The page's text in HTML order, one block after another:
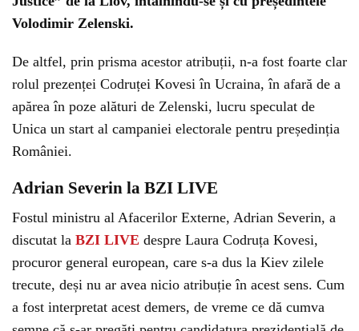
Volodimir Zelenski.
De altfel, prin prisma acestor atribuții, n-a fost foarte clar
rolul prezenței Codruței Kovesi în Ucraina, în afară de a
apărea în poze alături de Zelenski, lucru speculat de
Unica un start al campaniei electorale pentru președinția
României.
Adrian Severin la BZI LIVE
Fostul ministru al Afacerilor Externe, Adrian Severin, a
discutat la BZI LIVE despre Laura Codruța Kovesi,
procuror general european, care s-a dus la Kiev zilele
trecute, deși nu ar avea nicio atribuție în acest sens. Cum
a fost interpretat acest demers, de vreme ce dă cumva